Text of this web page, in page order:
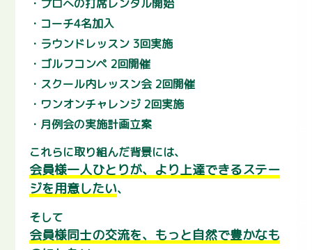
プロへの打席レンタル開始
コーチ4名加入
ラウンドレッスン 3回実施
ゴルフコンペ 2回開催
スクール内レッスン会 2回開催
ワンオンチャレンジ 2回実施
月例会の実施計画立案
これらに取り組んだ背景には、
会員様一人ひとりが、より上達できるステー
ジを用意したい、
そして
会員様同士の交流を、もっと自然で豊かなも